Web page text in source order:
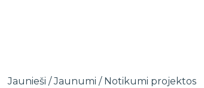
Jaunieši /Jaunumi / Notikumi projektos